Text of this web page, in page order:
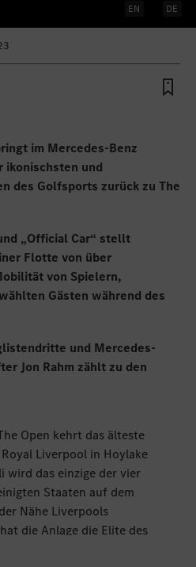
EN DE
im Mercedes-Benz
ikonischsten und
des Golfsports zurück zu The
„Official Car“ stellt
Flotte von über
von Spielern,
Gästen während des
und Mercedes-
Jon Rahm zählt zu den
Open kehrt das älteste
Liverpool in Hoylake
wird das einzige der vier
Staaten auf dem
Nähe Liverpools
die Anlage die Elite des